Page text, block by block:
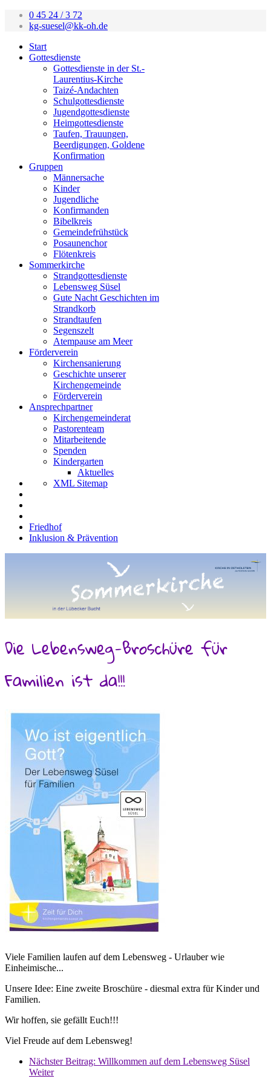
0 45 24 / 3 72
kg-suesel@kk-oh.de
Start
Gottesdienste
Gottesdienste in der St.-
Laurentius-Kirche
Taizé-Andachten
Schulgottesdienste
Jugendgottesdienste
Heimgottesdienste
Taufen, Trauungen,
Beerdigungen, Goldene
Konfirmation
Gruppen
Männersache
Kinder
Jugendliche
Konfirmanden
Bibelkreis
Gemeindefrühstück
Posaunenchor
Flötenkreis
Sommerkirche
Strandgottesdienste
Lebensweg Süsel
Gute Nacht Geschichten im
Strandkorb
Strandtaufen
Segenszelt
Atempause am Meer
Förderverein
Kirchensanierung
Geschichte unserer
Kirchengemeinde
Förderverein
Ansprechpartner
Kirchengemeinderat
Pastorenteam
Mitarbeitende
Spenden
Kindergarten
Aktuelles
XML Sitemap
Friedhof
Inklusion & Prävention
Die Lebensweg-Broschüre für
Familien ist da!!!
Viele Familien laufen auf dem Lebensweg - Urlauber wie
Einheimische...
Unsere Idee: Eine zweite Broschüre - diesmal extra für Kinder und
Familien.
Wir hoffen, sie gefällt Euch!!!
Viel Freude auf dem Lebensweg!
Nächster Beitrag: Willkommen auf dem Lebensweg Süsel
Weiter